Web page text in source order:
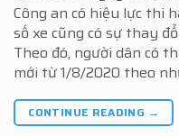
Công an có hiệu lực thi
số xe cũng có sự thay
Theo đó, người dân có
mới từ 1/8/2020 theo
CONTINUE READING →